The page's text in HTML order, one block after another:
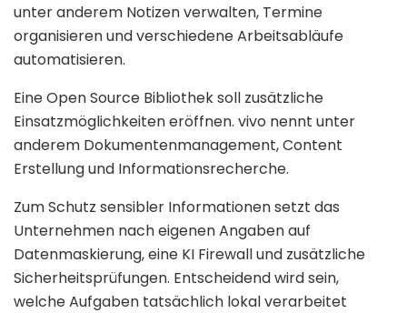
unter anderem Notizen verwalten, Termine
organisieren und verschiedene Arbeitsabläufe
automatisieren.
Eine Open Source Bibliothek soll zusätzliche
Einsatzmöglichkeiten eröffnen. vivo nennt unter
anderem Dokumentenmanagement, Content
Erstellung und Informationsrecherche.
Zum Schutz sensibler Informationen setzt das
Unternehmen nach eigenen Angaben auf
Datenmaskierung, eine KI Firewall und zusätzliche
Sicherheitsprüfungen. Entscheidend wird sein,
welche Aufgaben tatsächlich lokal verarbeitet